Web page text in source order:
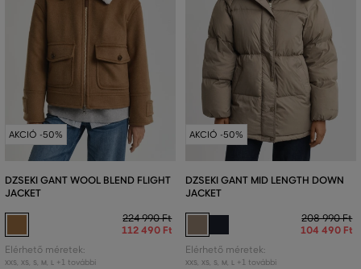
AKCIÓ -50%
DZSEKI GANT WOOL BLEND FLIGHT
JACKET
224 990 Ft
112 490 Ft
Elérhető méretek:
XXS, XS, S, M L +1 további
AKCIÓ -50%
DZSEKI GANT MID LENGTH DOWN
JACKET
208 990 Ft
104 490 Ft
Elérhető méretek:
XXS, XS, S, M L +1 további